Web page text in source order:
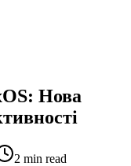
Нова
2 min read